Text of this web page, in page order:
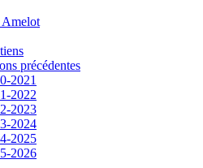
Amelot
précédentes
2021
2022
2023
2024
2025
2026